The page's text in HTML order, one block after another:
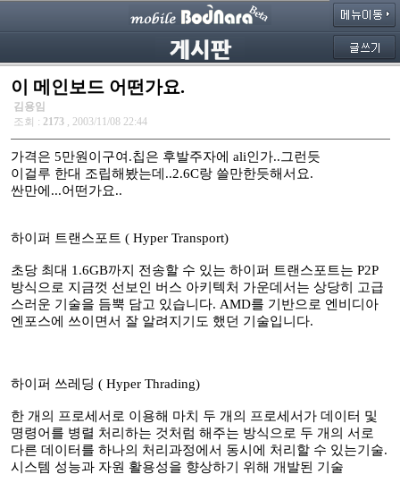
이 메인보드 어떤가요.
김용임
조회 : 2173 , 2003/11/08 22:44
가격은 5만원이구여.칩은 후발주자에 ali인가..그런듯
이걸루 한대 조립해봤는데..2.6C랑 쓸만한듯해서요.
싼만에...어떤가요..
하이퍼 트랜스포트 ( Hyper Transport)
초당 최대 1.6GB까지 전송할 수 있는 하이퍼 트랜스포트는 P2P
방식으로 지금껏 선보인 버스 아키텍처 가운데서는 상당히 고급
스러운 기술을 듬뿍 담고 있습니다. AMD를 기반으로 엔비디아
엔포스에 쓰이면서 잘 알려지기도 했던 기술입니다.
하이퍼 쓰레딩 ( Hyper Thrading)
한 개의 프로세서로 이용해 마치 두 개의 프로세서가 데이터 및
명령어를 병렬 처리하는 것처럼 해주는 방식으로 두 개의 서로
다른 데이터를 하나의 처리과정에서 동시에 처리할 수 있는기술.
시스템 성능과 자원 활용성을 향상하기 위해 개발된 기술